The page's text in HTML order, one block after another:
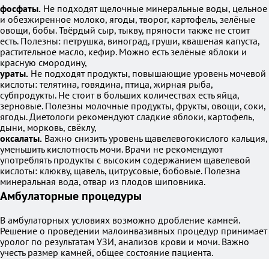
фосфаты. Не подходят щелочные минеральные воды, цельное
и обезжиренное молоко, ягоды, творог, картофель, зелёные
овощи, бобы. Твёрдый сыр, тыкву, пряности также не стоит
есть. Полезны: петрушка, виноград, груши, квашеная капуста,
растительное масло, кефир. Можно есть зелёные яблоки и
красную смородину,
ураты. Не подходят продукты, повышающие уровень мочевой
кислоты: телятина, говядина, птица, жирная рыба,
субпродукты. Не стоит в больших количествах есть яйца,
зерновые. Полезны молочные продукты, фрукты, овощи, соки,
ягоды. Диетологи рекомендуют сладкие яблоки, картофель,
дыни, морковь, свёклу,
оксалаты. Важно снизить уровень щавелевогокислого кальция,
уменьшить кислотность мочи. Врачи не рекомендуют
употреблять продукты с высоким содержанием щавелевой
кислоты: клюкву, щавель, цитрусовые, бобовые. Полезна
минеральная вода, отвар из плодов шиповника.
Амбулаторные процедуры
В амбулаторных условиях возможно дробление камней.
Решение о проведении малоинвазивных процедур принимает
уролог по результатам УЗИ, анализов крови и мочи. Важно
учесть размер камней, общее состояние пациента.